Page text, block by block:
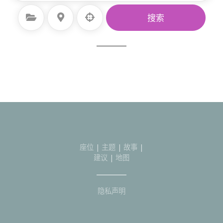
选择类别 搜索
座位 | 主题 | 故事 |
建议 | 地图
隐私声明